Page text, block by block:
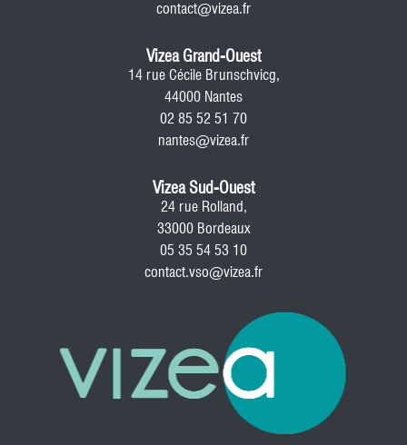
contact@vizea.fr
Vizea Grand-Ouest
14 rue Cécile Brunschvicg,
44000 Nantes
02 85 52 51 70
nantes@vizea.fr
Vizea Sud-Ouest
24 rue Rolland,
33000 Bordeaux
05 35 54 53 10
contact.vso@vizea.fr